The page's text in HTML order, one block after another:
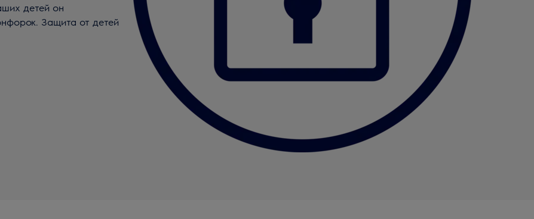
детей он
Защита от детей